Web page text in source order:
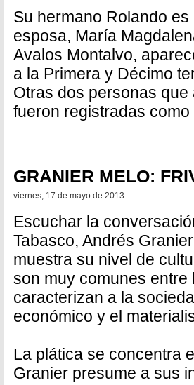
Su hermano Rolando
esposa, María
Avalos Montalvo,
a la Primera y Décimo
Otras dos personas
fueron registradas
GRANIER MELO:
viernes, 17 de mayo de 2013
Escuchar la
Tabasco, Andrés
muestra su nivel de
son muy comunes
caracterizan a la
económico y el
La plática se concentra
Granier presume a sus